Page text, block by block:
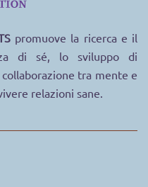
promuove la ricerca e il
di sé, lo sviluppo di
collaborazione tra mente e
relazioni sane.